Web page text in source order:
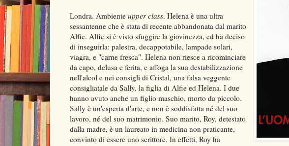
Londra. Ambiente upper class. Helena è una ultra
sessantenne che è stata di recente abbandonata dal marito
Alfie. Alfie si è visto sfuggire la giovinezza, ed ha deciso
di inseguirla: palestra, decappotabile, lampade solari,
viagra, e "carne fresca". Helena non riesce a ricominciare
da capo, delusa e ferita, e affoga la sua destabilizzazione
nell'alcol e nei consigli di Cristal, una falsa veggente
consigliatale da Sally, la figlia di Alfie ed Helena. I due
hanno avuto anche un figlio maschio, morto da piccolo.
Sally è un'esperta d'arte, e non è soddisfatta né del suo
lavoro, né del suo matrimonio. Suo marito, Roy, detestato
dalla madre, è un laureato in medicina non praticante,
convinto di essere uno scrittore. In effetti, Roy ha